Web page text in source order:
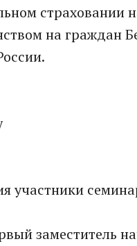
страховании
на граждан
участники
заместитель